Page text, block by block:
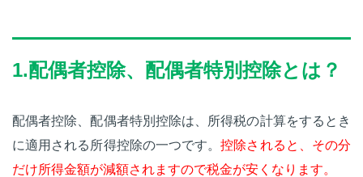
1.配偶者控除、配偶者特別控除とは？
配偶者控除、配偶者特別控除は、所得税の計算をするとき
に適用される所得控除の一つです。控除されると、その分
だけ所得金額が減額されますので税金が安くなります。